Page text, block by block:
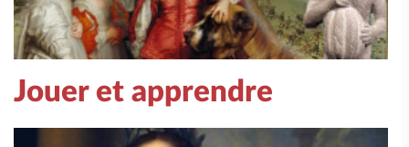
Jouer et apprendre